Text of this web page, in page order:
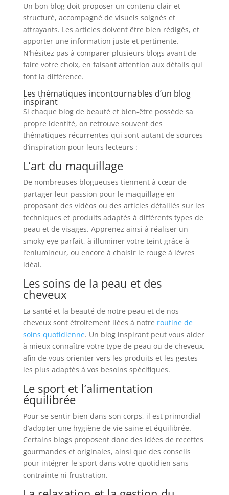
Un bon blog doit proposer un contenu clair et
structuré, accompagné de visuels soignés et
attrayants. Les articles doivent être bien rédigés, et
apporter une information juste et pertinente.
N’hésitez pas à comparer plusieurs blogs avant de
faire votre choix, en faisant attention aux détails qui
font la différence.
Les thématiques incontournables d’un blog
inspirant
Si chaque blog de beauté et bien-être possède sa
propre identité, on retrouve souvent des
thématiques récurrentes qui sont autant de sources
d’inspiration pour leurs lecteurs :
L’art du maquillage
De nombreuses blogueuses tiennent à cœur de
partager leur passion pour le maquillage en
proposant des vidéos ou des articles détaillés sur les
techniques et produits adaptés à différents types de
peau et de visages. Apprenez ainsi à réaliser un
smoky eye parfait, à illuminer votre teint grâce à
l’enlumineur, ou encore à choisir le rouge à lèvres
idéal.
Les soins de la peau et des
cheveux
La santé et la beauté de notre peau et de nos
cheveux sont étroitement liées à notre routine de
soins quotidienne. Un blog inspirant peut vous aider
à mieux connaître votre type de peau ou de cheveux,
afin de vous orienter vers les produits et les gestes
les plus adaptés à vos besoins spécifiques.
Le sport et l’alimentation
équilibrée
Pour se sentir bien dans son corps, il est primordial
d’adopter une hygiène de vie saine et équilibrée.
Certains blogs proposent donc des idées de recettes
gourmandes et originales, ainsi que des conseils
pour intégrer le sport dans votre quotidien sans
contrainte ni frustration.